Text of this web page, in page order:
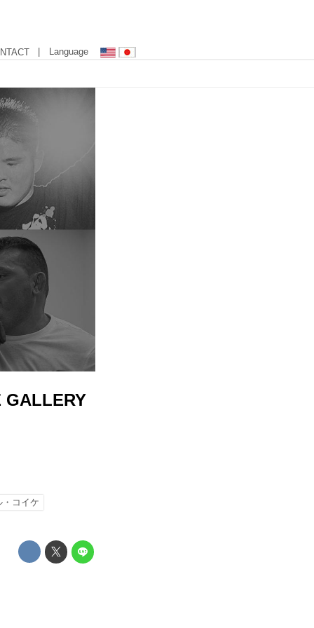
| Language
GALLERY
・コイケ